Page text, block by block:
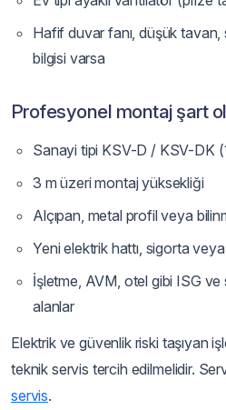
Hafif duvar fanı, düşük
bilgisi varsa
Profesyonel montaj şart
Sanayi tipi KSV-D / KSV-DK
3 m üzeri montaj yüksekliği
Alçıpan, metal profil veya
Yeni elektrik hattı, sigorta
İşletme, AVM, otel gibi ISG
alanlar
Elektrik ve güvenlik riski taşıyan
teknik servis tercih edilmelidir.
servis.